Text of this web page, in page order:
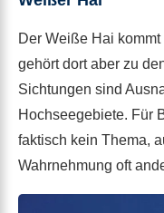
Der Weiße Hai
gehört dort aber zu
Sichtungen sind
Hochseegebiete. Für
faktisch kein Thema,
Wahrnehmung oft